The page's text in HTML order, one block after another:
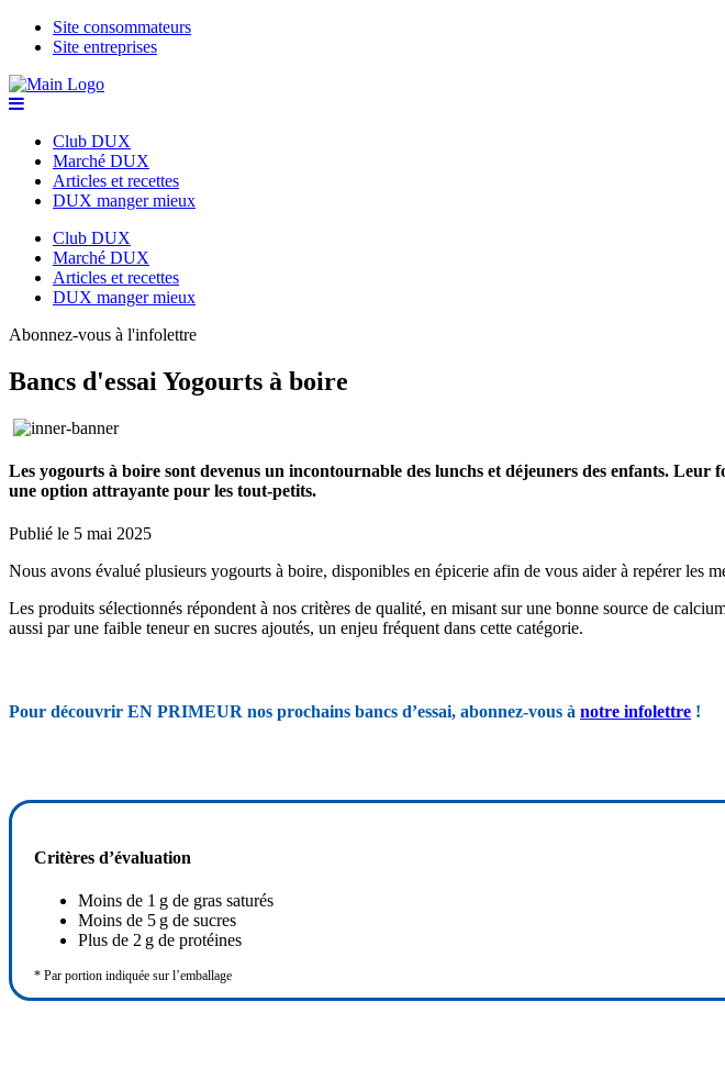
Site consommateurs
Site entreprises
Club DUX
Marché DUX
Articles et recettes
DUX manger mieux
Club DUX
Marché DUX
Articles et recettes
DUX manger mieux
Abonnez-vous à l'infolettre
Bancs d'essai Yogourts à boire
Les yogourts à boire sont devenus un incontournable des lunchs et déjeuners des enfants.
une option attrayante pour les tout-petits.
Publié le 5 mai 2025
Nous avons évalué plusieurs yogourts à boire, disponibles en épicerie afin de vous aider à repérer les
Les produits sélectionnés répondent à nos critères de qualité, en misant sur une bonne source de
aussi par une faible teneur en sucres ajoutés, un enjeu fréquent dans cette catégorie.
Pour découvrir EN PRIMEUR nos prochains bancs d’essai, abonnez-vous à notre infolettre !
Critères d’évaluation
Moins de 1 g de gras saturés
Moins de 5 g de sucres
Plus de 2 g de protéines
* Par portion indiquée sur l’emballage